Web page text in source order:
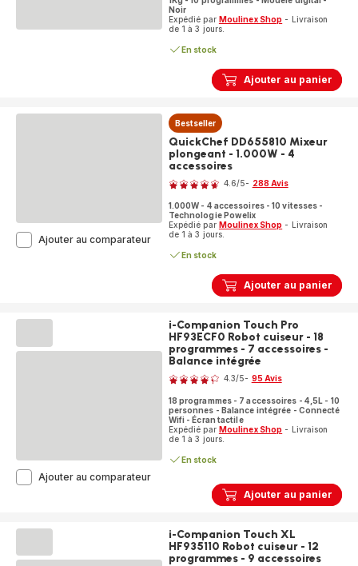
spéciale
Ivoire
Ajouter au panier
Noir
Expédié par Moulinex Shop - Livraison
de 1 à 3 jours.
En stock
Ajouter au panier
Bestseller
QuickChef DD655810 Mixeur
plongeant - 1.000W - 4
accessoires
Note
4.6/5- 288 Avis
1.000W - 4 accessoires - 10 vitesses -
Technologie Powelix
Expédié par Moulinex Shop - Livraison
de 1 à 3 jours.
En stock
Ajouter au comparateurQuickChef
DD655810
accessoires
Ajouter au panier
i-Companion Touch Pro
HF93ECF0 Robot cuiseur - 18
programmes - 7 accessoires -
Balance intégrée
Note
4.3/5- 95 Avis
18 programmes - 7 accessoires - 4,5L - 10
personnes - Balance intégrée - Connecté
Wifi - Écran tactile
Expédié par Moulinex Shop - Livraison
de 1 à 3 jours.
En stock
Ajouter au comparateuri-
Robot
cuiseur
i-Companion Touch XL
HF935110 Robot cuiseur - 12
programmes - 9 accessoires
Note